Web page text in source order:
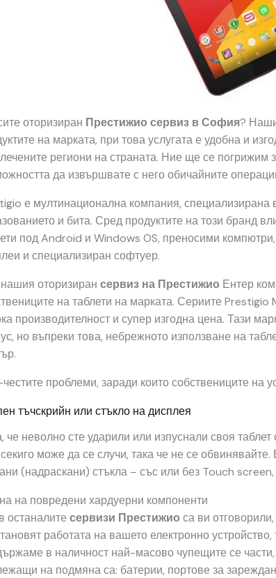
оторизиран Престижио сервиз в София?
на марката, при това услугата е удобна и
региони на страната. Ние ще се погрижим
да извършвате с него обичайните
е мултинационална компания, специализирана
и бита. Сред продуктите на този бранд
под Android и Windows OS, преносими
и специализиран софтуер.
оторизиран сервиз на Престижио Ентер
на таблети на марката. Сериите
производителност и супер изгодна цена. Тази
но въпреки това, небрежното използване на
проблеми, заради които собствениците на
тъчскрийн или стъкло на дисплея
че неволно сте ударили или изпуснали своя
може да се случи, така че не се
(надраскани) стъкла – със или без Touch
на повредени хардуерни компоненти
останалите сервизи Престижио са ви
работата на вашето електронно
в наличност най-масово чупещите се
на подмяна са: батерии, портове за